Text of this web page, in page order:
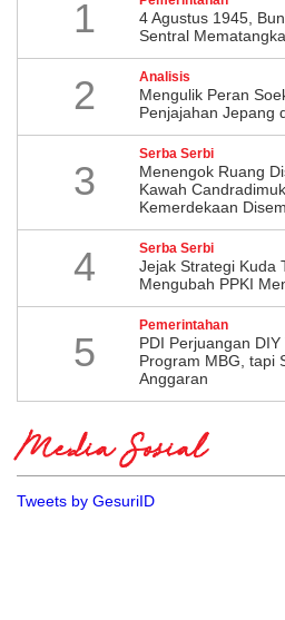
1
4 Agustus 1945,
Sentral
2 Analisis
Mengulik Peran
Penjajahan Jepang
3
Serba Serbi
Menengok Ruang
Kawah
Kemerdekaan
4 Serba Serbi
Jejak Strategi Kuda
Mengubah PPKI
5
Pemerintahan
PDI Perjuangan
Program MBG, tapi
Anggaran
Media Sosial
Tweets by GesuriID